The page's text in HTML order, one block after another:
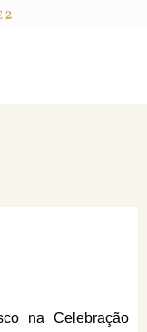
2
na Celebração